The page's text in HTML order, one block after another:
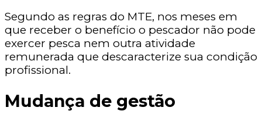
Segundo as regras do MTE, nos meses em
que receber o benefício o pescador não pode
exercer pesca nem outra atividade
remunerada que descaracterize sua condição
profissional.
Mudança de gestão